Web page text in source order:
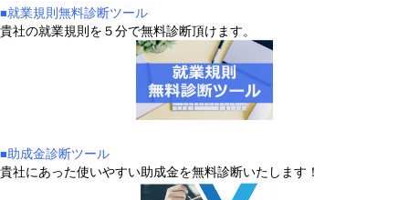
■​就業規則無料診断ツール
貴社の就業規則を５分で無料診断頂けます。
■​助成金診断ツール
貴社にあった使いやすい助成金を無料診断いたします！